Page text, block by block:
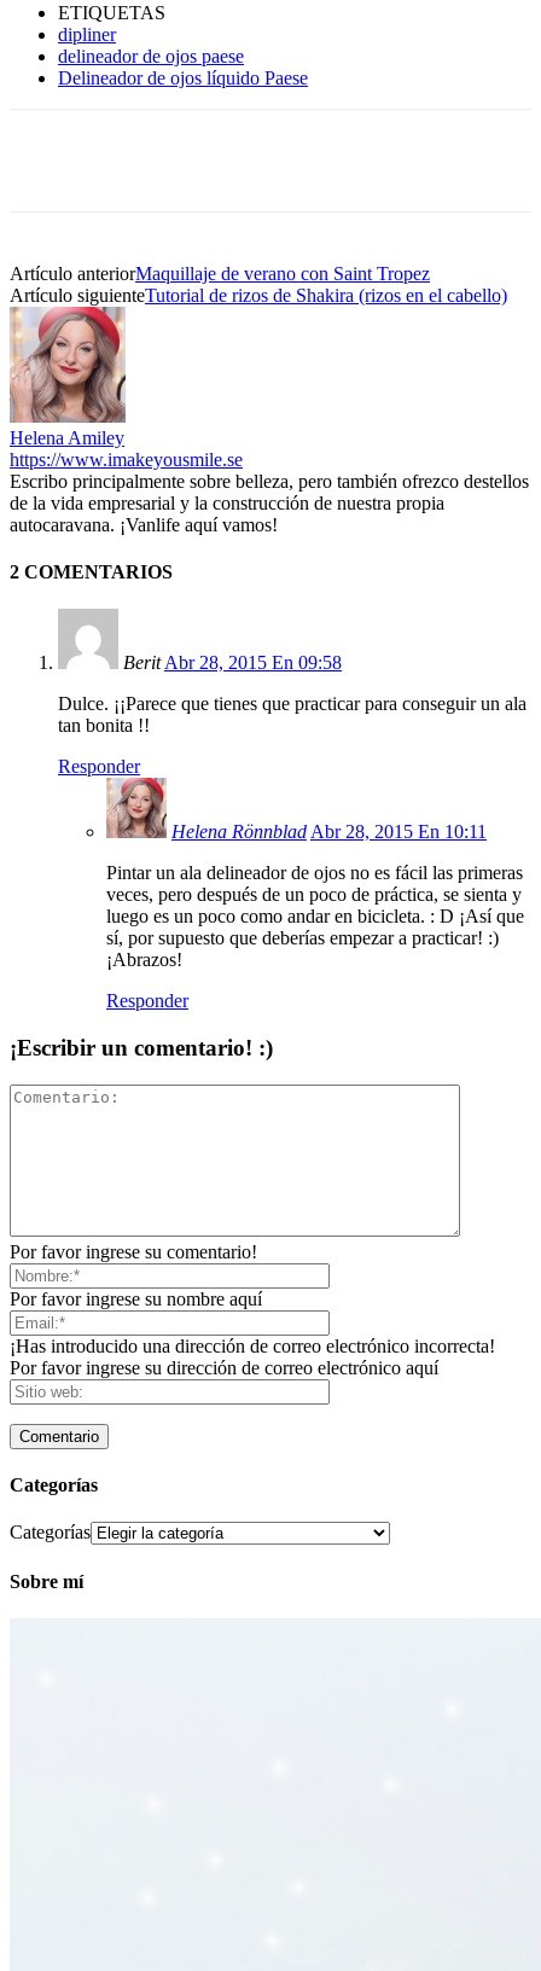
ETIQUETAS
dipliner
delineador de ojos paese
Delineador de ojos líquido Paese
Artículo anteriorMaquillaje de verano con Saint Tropez
Artículo siguienteTutorial de rizos de Shakira (rizos en el cabello)
Helena Amiley
https://www.imakeyousmile.se
Escribo principalmente sobre belleza, pero también ofrezco destellos
de la vida empresarial y la construcción de nuestra propia
autocaravana. ¡Vanlife aquí vamos!
2 COMENTARIOS
Berit Abr 28, 2015 En 09:58
Dulce. ¡¡Parece que tienes que practicar para conseguir un ala
tan bonita !!
Responder
Helena Rönnblad Abr 28, 2015 En 10:11
Pintar un ala delineador de ojos no es fácil las primeras
veces, pero después de un poco de práctica, se sienta y
luego es un poco como andar en bicicleta. : D ¡Así que
sí, por supuesto que deberías empezar a practicar! :)
¡Abrazos!
Responder
¡Escribir un comentario! :)
Por favor ingrese su comentario!
Por favor ingrese su nombre aquí
¡Has introducido una dirección de correo electrónico incorrecta!
Por favor ingrese su dirección de correo electrónico aquí
Categorías
Categorías
Sobre mí